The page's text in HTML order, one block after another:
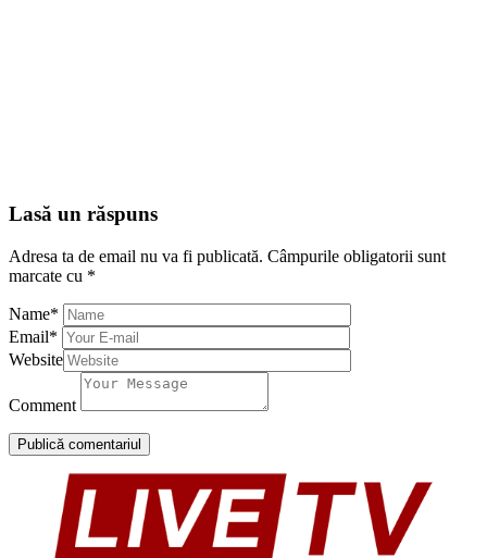
Lasă un răspuns
Adresa ta de email nu va fi publicată. Câmpurile obligatorii sunt
marcate cu *
Name*
Email*
Website
Comment